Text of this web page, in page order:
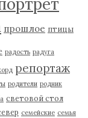
прошлое птицы
радость радуга
репортаж
родители родник
световой стол
семейские семья